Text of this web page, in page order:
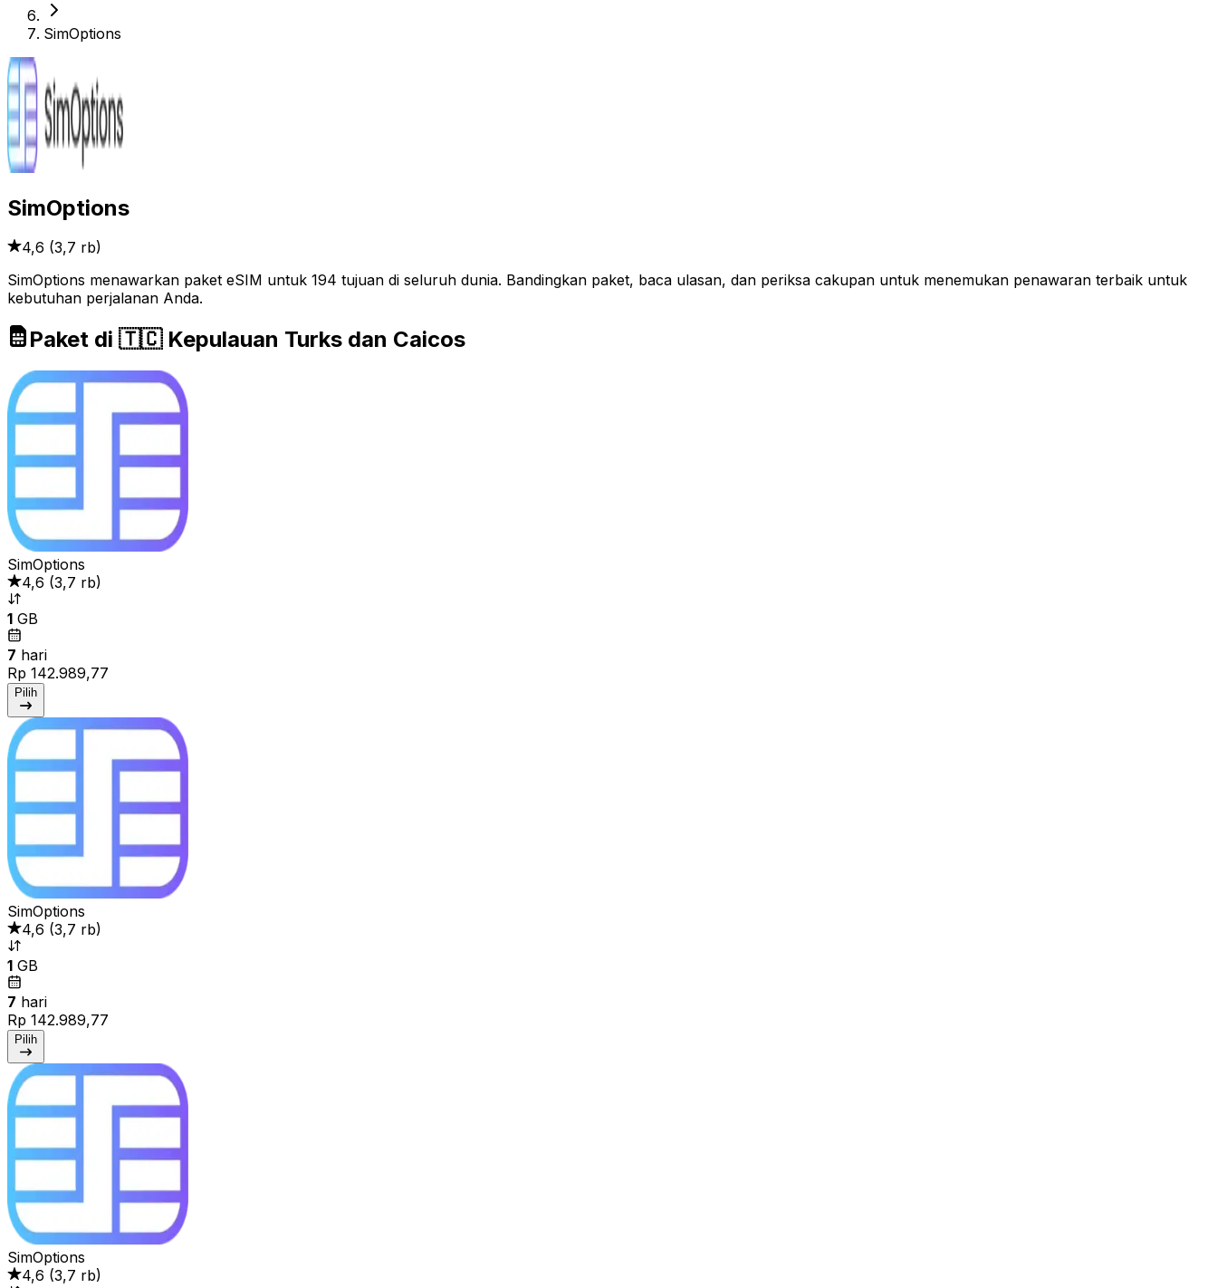
SimOptions
SimOptions
4,6 (3,7 rb)
SimOptions menawarkan paket eSIM untuk 194 tujuan di seluruh dunia. Bandingkan paket, baca ulasan, dan periksa cakupan untuk menemukan penawaran terbaik untuk
kebutuhan perjalanan Anda.
Paket di 🇹🇨 Kepulauan Turks dan Caicos
SimOptions
4,6 (3,7 rb)
1 GB
7 hari
Rp 142.989,77
Pilih
SimOptions
4,6 (3,7 rb)
1 GB
7 hari
Rp 142.989,77
Pilih
SimOptions
4,6 (3,7 rb)